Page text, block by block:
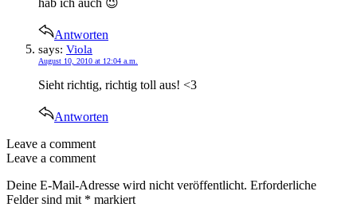
Antworten
says: Viola
August 10, 2010 at 12:04 a.m.
Sieht richtig, richtig toll aus! <3
Antworten
Leave a comment
Leave a comment
Deine E-Mail-Adresse wird nicht veröffentlicht. Erforderliche
Felder sind mit * markiert